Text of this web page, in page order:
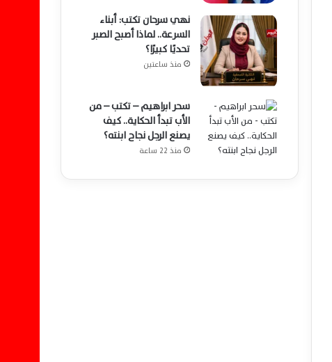
نهي سرحان تكتب: أبناء
السرعة.. لماذا أصبح الصبر
تحديًا كبيرًا؟
منذ ساعتين
سحر ابراهيم – تكتب – من
الأب تبدأ الحكاية.. كيف
يصنع الرجل نجاح ابنته؟
منذ 22 ساعة